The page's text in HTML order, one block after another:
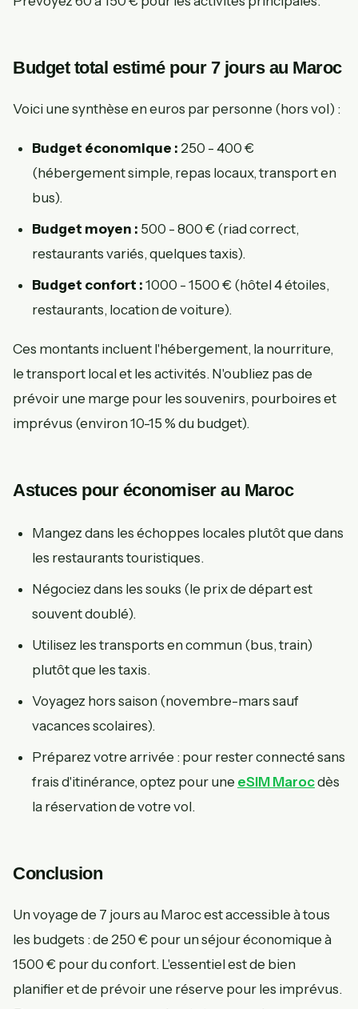
Budget total estimé pour 7 jours au Maroc
Voici une synthèse en euros par personne (hors vol) :
Budget économique : 250 - 400 €
(hébergement simple, repas locaux, transport en
bus).
Budget moyen : 500 - 800 € (riad correct,
restaurants variés, quelques taxis).
Budget confort : 1000 - 1500 € (hôtel 4 étoiles,
restaurants, location de voiture).
Ces montants incluent l'hébergement, la nourriture,
le transport local et les activités. N'oubliez pas de
prévoir une marge pour les souvenirs, pourboires et
imprévus (environ 10-15 % du budget).
Astuces pour économiser au Maroc
Mangez dans les échoppes locales plutôt que dans
les restaurants touristiques.
Négociez dans les souks (le prix de départ est
souvent doublé).
Utilisez les transports en commun (bus, train)
plutôt que les taxis.
Voyagez hors saison (novembre-mars sauf
vacances scolaires).
Préparez votre arrivée : pour rester connecté sans
frais d'itinérance, optez pour une eSIM Marocdès
la réservation de votre vol.
Conclusion
Un voyage de 7 jours au Maroc est accessible à tous
les budgets : de 250 € pour un séjour économique à
1500 € pour du confort. L'essentiel est de bien
planifier et de prévoir une réserve pour les imprévus.